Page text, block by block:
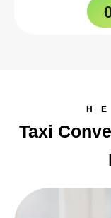
Taxi